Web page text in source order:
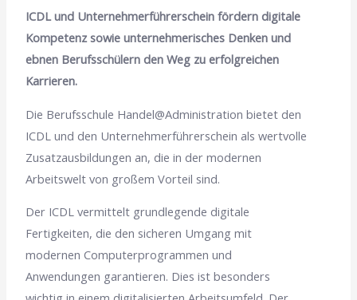
ICDL und Unternehmerführerschein fördern digitale
Kompetenz sowie unternehmerisches Denken und
ebnen Berufsschülern den Weg zu erfolgreichen
Karrieren.
Die Berufsschule Handel@Administration bietet den
ICDL und den Unternehmerführerschein als wertvolle
Zusatzausbildungen an, die in der modernen
Arbeitswelt von großem Vorteil sind.
Der ICDL vermittelt grundlegende digitale
Fertigkeiten, die den sicheren Umgang mit
modernen Computerprogrammen und
Anwendungen garantieren. Dies ist besonders